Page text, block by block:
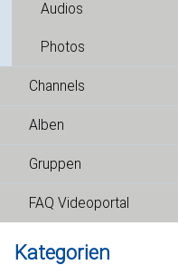
Audios
Photos
Channels
Alben
Gruppen
FAQ Videoportal
Kategorien